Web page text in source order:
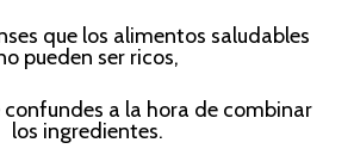
que los alimentos saludables
pueden ser ricos,
confundes a la hora de combinar
los ingredientes.